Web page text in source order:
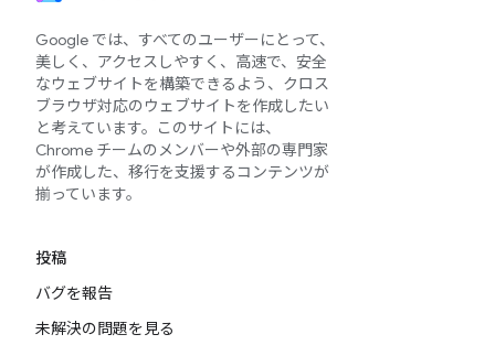
Google では、すべてのユーザーにとって、
美しく、アクセスしやすく、高速で、安全
なウェブサイトを構築できるよう、クロス
ブラウザ対応のウェブサイトを作成したい
と考えています。このサイトには、
Chrome チームのメンバーや外部の専門家
が作成した、移行を支援するコンテンツが
揃っています。
投稿
バグを報告
未解決の問題を見る